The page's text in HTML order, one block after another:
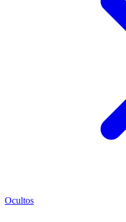
Ocultos